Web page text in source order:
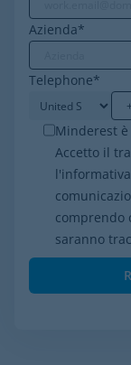
Azienda*
Telephone*
Minderest è
Accetto il
comprendo
saranno